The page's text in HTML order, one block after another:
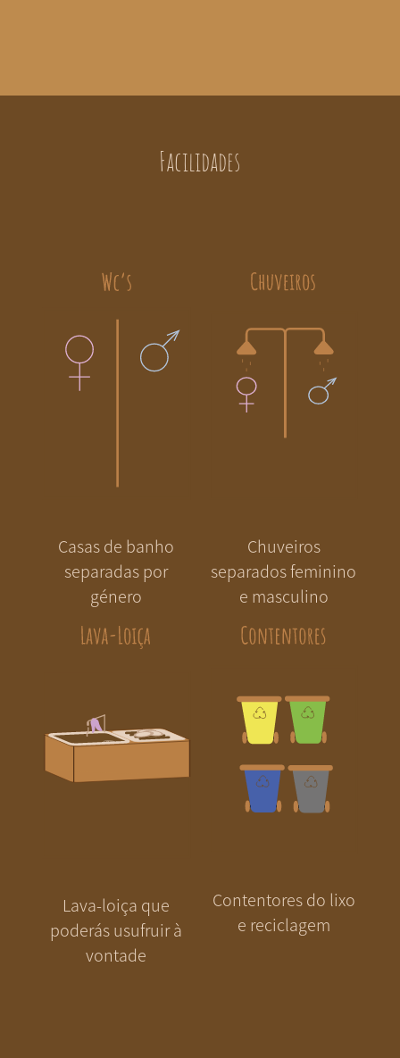
Facilidades
Casas de banho
separadas por
género
Chuveiros
separados feminino
e masculino
Lava-loiça que
poderás usufruir à
vontade
Contentores do lixo
e reciclagem